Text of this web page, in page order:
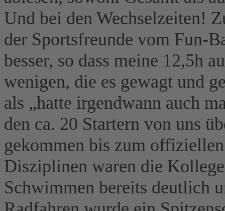
Und bei den Wechselzeiten!
der Sportsfreunde vom Fun-
besser, so dass meine 12,5h
wenigen, die es gewagt und
als „hatte irgendwann auch
den ca. 20 Startern von uns
gekommen bis zum
Disziplinen waren die
Schwimmen bereits deutlich